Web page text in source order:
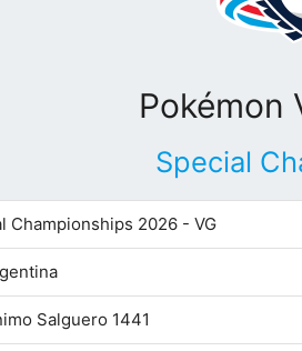
Pokémon
Special
Championships 2026 - VG
Salguero 1441